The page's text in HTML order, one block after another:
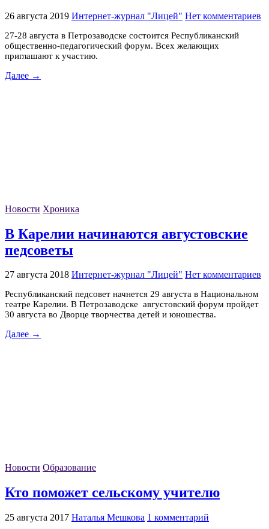
26 августа 2019 Интернет-журнал "Лицей" Нет комментариев
27-28 августа в Петрозаводске состоится Республиканский
общественно-педагогический форум. Всех желающих
приглашают к участию.
Далее →
Новости Хроника
В Карелии начинаются августовские
педсоветы
27 августа 2018 Интернет-журнал "Лицей" Нет комментариев
Республиканский педсовет начнется 29 августа в Национальном
театре Карелии. В Петрозаводске августовский форум пройдет
30 августа во Дворце творчества детей и юношества.
Далее →
Новости Образование
Кто поможет сельскому учителю
25 августа 2017 Наталья Мешкова 1 комментарий